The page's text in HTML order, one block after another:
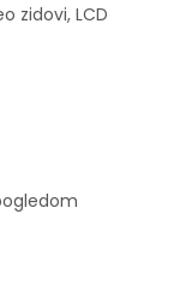
zidovi, LCD